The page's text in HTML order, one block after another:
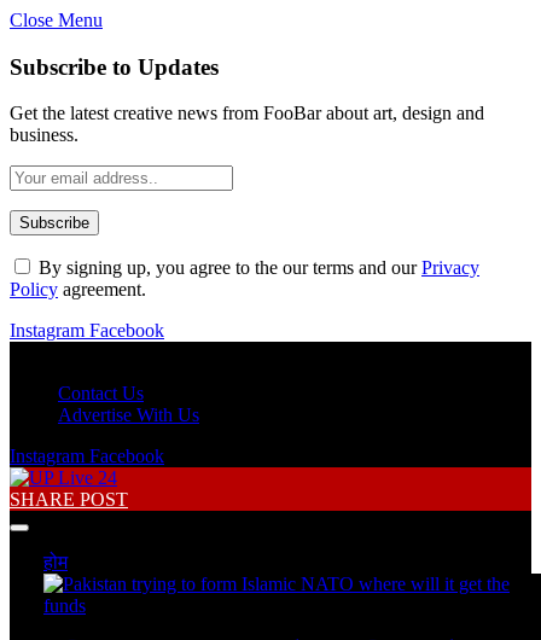
Close Menu
Subscribe to Updates
Get the latest creative news from FooBar about art, design and
business.
By signing up, you agree to the our terms and ourPrivacy
Policy agreement.
Instagram Facebook
Contact Us
Advertise With Us
Instagram Facebook
SHARE POST
होम